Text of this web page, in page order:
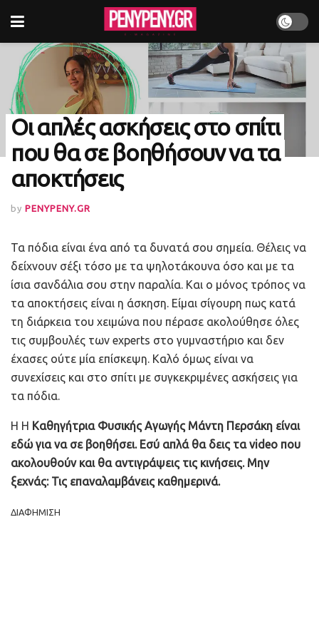
Οι απλές ασκήσεις στο σπίτι
που θα σε βοηθήσουν να τα
αποκτήσεις
by PENYPENY.GR
Τα πόδια είναι ένα από τα δυνατά σου σημεία. Θέλεις να
δείχνουν σέξι τόσο με τα ψηλοτάκουνα όσο και με τα
ίσια σανδάλια σου στην παραλία. Και ο μόνος τρόπος να
τα αποκτήσεις είναι η άσκηση. Είμαι σίγουρη πως κατά
τη διάρκεια του χειμώνα που πέρασε ακολούθησε όλες
τις συμβουλές των experts στο γυμναστήριο και δεν
έχασες ούτε μία επίσκεψη. Καλό όμως είναι να
συνεχίσεις και στο σπίτι με συγκεκριμένες ασκήσεις για
τα πόδια.
Η Η Καθηγήτρια Φυσικής Αγωγής Μάντη Περσάκη είναι
εδώ για να σε βοηθήσει. Εσύ απλά θα δεις τα video που
ακολουθούν και θα αντιγράψεις τις κινήσεις. Μην
ξεχνάς: Τις επαναλαμβάνεις καθημερινά.
ΔΙΑΦΗΜΙΣΗ